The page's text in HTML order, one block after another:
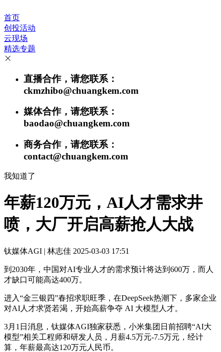
首页
创投活动
云现场
精选专题
直播合作，请您联系：
ckmzhibo@chuangkem.com
媒体合作，请您联系：
baodao@chuangkem.com
商务合作，请您联系：
contact@chuangkem.com
我知道了
年薪120万元，AI人才需求井
喷，大厂开启高薪抢人大战
钛媒体AGI | 林志佳 2025-03-03 17:51
到2030年，中国对AI专业人才的需求预计将达到600万，而人
才缺口可能高达400万。
进入“金三银四”春招求职旺季，在DeepSeek热潮下，多家企业
对AI人才求贤若渴，开始高薪争夺 AI 大模型人才。
3月1日消息，钛媒体AGI独家获悉，小米集团日前招聘“AI大
模型”相关工程师和研发人员，月薪4.5万元-7.5万元，经计
算，年薪最高达120万元人民币。